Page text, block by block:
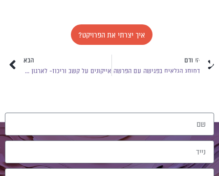
איך יצרתי את הפרויקט?
קודם
הקודם
דמותג הגלאים בפגישה עם הפרשה
הבא
אייקונים על קשב וריכוז- לארגון הילדים שלנו
כאן
מציירים
נייד